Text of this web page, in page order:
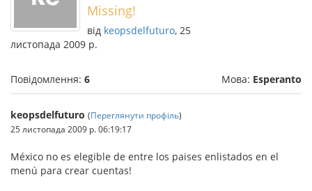
Missing!
від keopsdelfuturo, 25
листопада 2009 р.
Повідомлення: 6 Мова: Esperanto
keopsdelfuturo (Переглянути профіль)
25 листопада 2009 р. 06:19:17
México no es elegible de entre los paises enlistados en el
menú para crear cuentas!